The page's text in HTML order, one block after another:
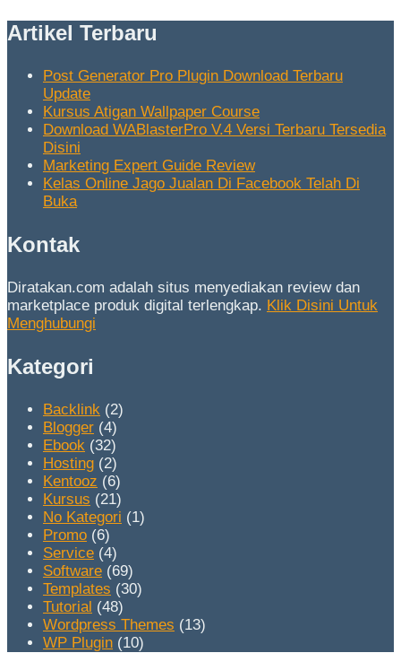
Artikel Terbaru
Post Generator Pro Plugin Download Terbaru
Update
Kursus Atigan Wallpaper Course
Download WABlasterPro V.4 Versi Terbaru Tersedia
Disini
Marketing Expert Guide Review
Kelas Online Jago Jualan Di Facebook Telah Di
Buka
Kontak
Diratakan.com adalah situs menyediakan review dan
marketplace produk digital terlengkap. Klik Disini Untuk
Menghubungi
Kategori
Backlink (2)
Blogger (4)
Ebook (32)
Hosting (2)
Kentooz (6)
Kursus (21)
No Kategori (1)
Promo (6)
Service (4)
Software (69)
Templates (30)
Tutorial (48)
Wordpress Themes (13)
WP Plugin (10)